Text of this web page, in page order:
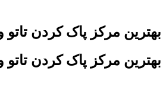
بهترین مرکز پاک کردن
بهترین مرکز پاک کردن